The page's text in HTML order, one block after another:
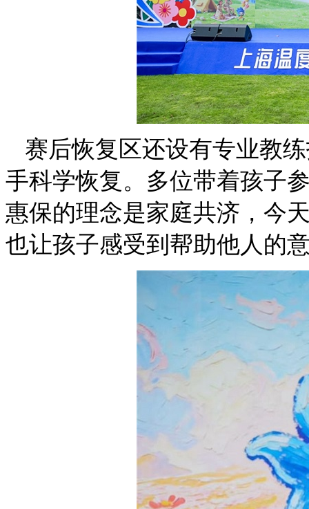
赛后恢复区还设有专业教
手科学恢复。多位带着孩子
惠保的理念是家庭共济，今
也让孩子感受到帮助他人的